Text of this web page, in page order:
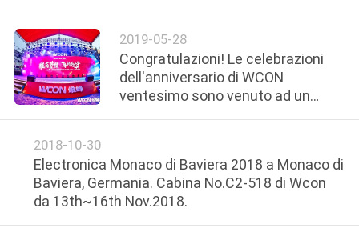
CONTATTICI
RICHIEDA
UNA
CITAZIONE
MAPPA
DEL
SITO
2019-05-28
Congratulazioni! Le celebrazioni
dell'anniversario di WCON
ventesimo sono venuto ad un
2018-10-30
Electronica Monaco di Baviera 2018 a Monaco di
Baviera, Germania. Cabina No.C2-518 di Wcon
da 13th~16th Nov.2018.